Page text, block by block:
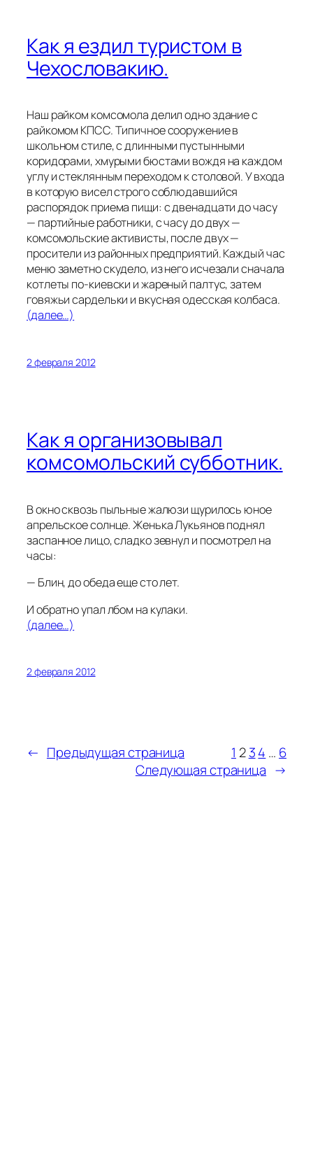
Как я ездил туристом в
Чехословакию.
Наш райком комсомола делил одно здание с
райкомом КПСС. Типичное сооружение в
школьном стиле, с длинными пустынными
коридорами, хмурыми бюстами вождя на каждом
углу и стеклянным переходом к столовой. У входа
в которую висел строго соблюдавшийся
распорядок приема пищи: с двенадцати до часу
— партийные работники, с часу до двух —
комсомольские активисты, после двух —
просители из районных предприятий. Каждый час
меню заметно скудело, из него исчезали сначала
котлеты по-киевски и жареный палтус, затем
говяжьи сардельки и вкусная одесская колбаса.
(далее…)
2 февраля 2012
Как я организовывал
комсомольский субботник.
В окно сквозь пыльные жалюзи щурилось юное
апрельское солнце. Женька Лукьянов поднял
заспанное лицо, сладко зевнул и посмотрел на
часы:
— Блин, до обеда еще сто лет.
И обратно упал лбом на кулаки.
(далее…)
2 февраля 2012
← Предыдущая страница 1 2 34 … 6
Следующая страница →